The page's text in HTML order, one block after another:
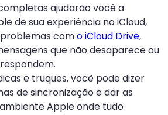
ajudarão você a
de sua experiência no iCloud,
como iCloud Drive,
que não desaparece ou
e truques, você pode dizer
de sincronização e dar as
Apple onde tudo